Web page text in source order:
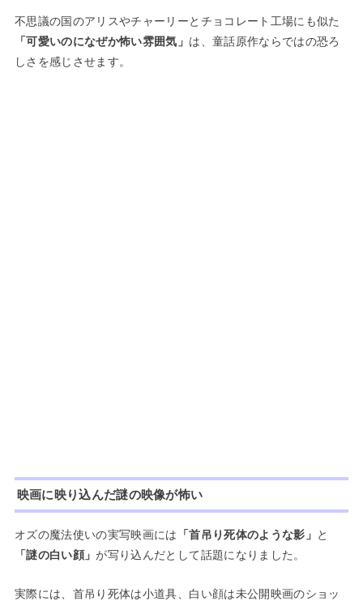
不思議の国のアリスやチャーリーとチョコレート工場にも似た
「可愛いのになぜか怖い雰囲気」 は、童話原作ならではの恐ろ
しさを感じさせます。
映画に映り込んだ謎の映像が怖い
オズの魔法使いの実写映画には 「首吊り死体のような影」 と
「謎の白い顔」が写り込んだとして話題になりました。
実際には、首吊り死体は小道具、白い顔は未公開映画のショッ